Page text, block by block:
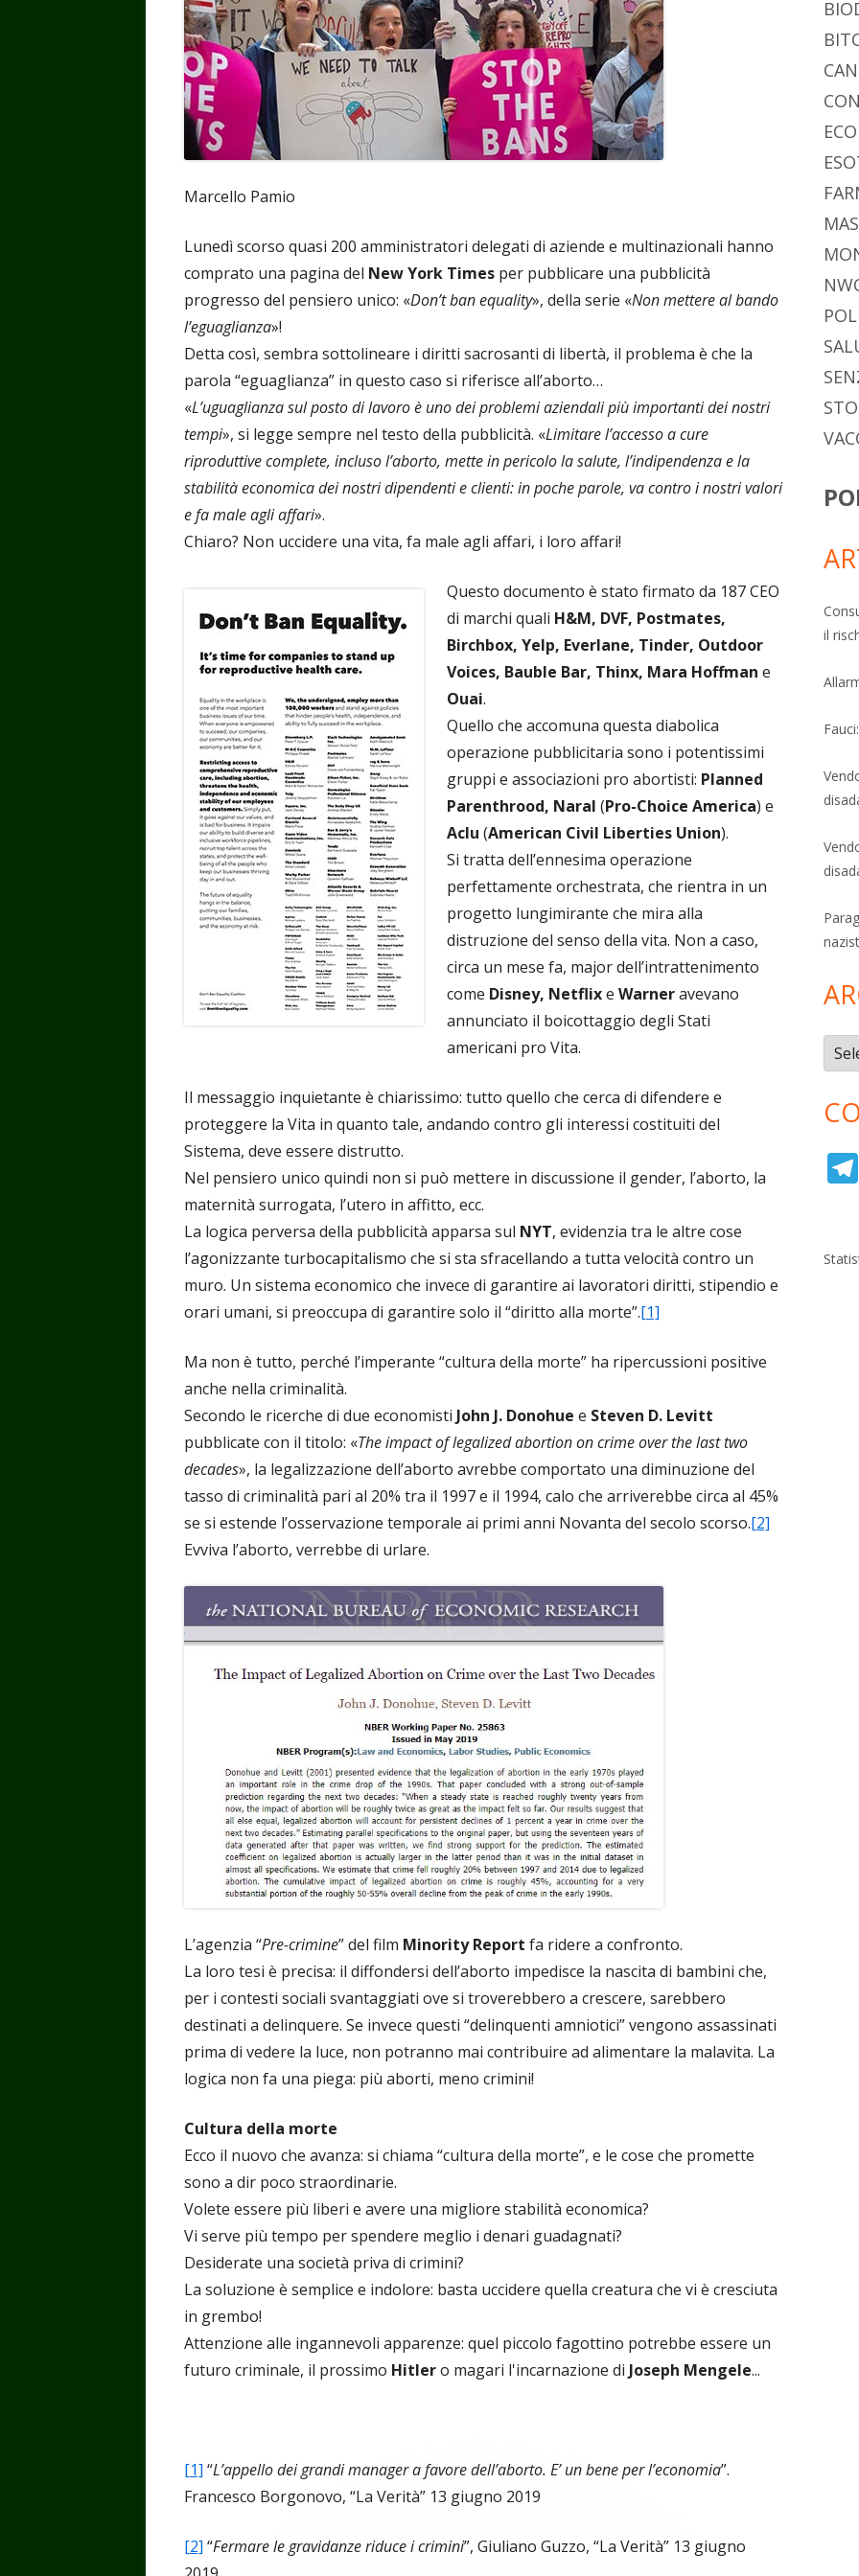
di
Marcello Pamio
Lunedì scorso quasi 200 amministratori delegati di aziende e multinazionali hanno
comprato una pagina del New York Times per pubblicare una pubblicità
progresso del pensiero unico: «Don’t ban equality», della serie «Non mettere al bando
l’eguaglianza»!
Detta così, sembra sottolineare i diritti sacrosanti di libertà, il problema è che la
parola “eguaglianza” in questo caso si riferisce all’aborto…
«L’uguaglianza sul posto di lavoro è uno dei problemi aziendali più importanti dei nostri
tempi», si legge sempre nel testo della pubblicità. «Limitare l’accesso a cure
riproduttive complete, incluso l’aborto, mette in pericolo la salute, l’indipendenza e la
stabilità economica dei nostri dipendenti e clienti: in poche parole, va contro i nostri valori
e fa male agli affari».
Chiaro? Non uccidere una vita, fa male agli affari, i loro affari!
Questo documento è stato firmato da 187 CEO
di marchi quali H&M, DVF, Postmates,
Birchbox, Yelp, Everlane, Tinder, Outdoor
Voices, Bauble Bar, Thinx, Mara Hoffman e
Ouai.
Quello che accomuna questa diabolica
operazione pubblicitaria sono i potentissimi
gruppi e associazioni pro abortisti: Planned
Parenthrood, Naral (Pro-Choice America) e
Aclu (American Civil Liberties Union).
Si tratta dell’ennesima operazione
perfettamente orchestrata, che rientra in un
progetto lungimirante che mira alla
distruzione del senso della vita. Non a caso,
circa un mese fa, major dell’intrattenimento
come Disney, Netflixe Warneravevano
annunciato il boicottaggio degli Stati
americani pro Vita.
Il messaggio inquietante è chiarissimo: tutto quello che cerca di difendere e
proteggere la Vita in quanto tale, andando contro gli interessi costituiti del
Sistema, deve essere distrutto.
Nel pensiero unico quindi non si può mettere in discussione il gender, l’aborto, la
maternità surrogata, l’utero in affitto, ecc.
La logica perversa della pubblicità apparsa sul NYT, evidenzia tra le altre cose
l’agonizzante turbocapitalismo che si sta sfracellando a tutta velocità contro un
muro. Un sistema economico che invece di garantire ai lavoratori diritti, stipendio e
orari umani, si preoccupa di garantire solo il “diritto alla morte”.[1]
Ma non è tutto, perché l’imperante “cultura della morte” ha ripercussioni positive
anche nella criminalità.
Secondo le ricerche di due economisti John J. Donohue e Steven D. Levitt
pubblicate con il titolo: «The impact of legalized abortion on crime over the last two
decades», la legalizzazione dell’aborto avrebbe comportato una diminuzione del
tasso di criminalità pari al 20% tra il 1997 e il 1994, calo che arriverebbe circa al 45%
se si estende l’osservazione temporale ai primi anni Novanta del secolo scorso.[2]
Evviva l’aborto, verrebbe di urlare.
L’agenzia “Pre-crimine” del film Minority Report fa ridere a confronto.
La loro tesi è precisa: il diffondersi dell’aborto impedisce la nascita di bambini che,
per i contesti sociali svantaggiati ove si troverebbero a crescere, sarebbero
destinati a delinquere. Se invece questi “delinquenti amniotici” vengono assassinati
prima di vedere la luce, non potranno mai contribuire ad alimentare la malavita. La
logica non fa una piega: più aborti, meno crimini!
Cultura della morte
Ecco il nuovo che avanza: si chiama “cultura della morte”, e le cose che promette
sono a dir poco straordinarie.
Volete essere più liberi e avere una migliore stabilità economica?
Vi serve più tempo per spendere meglio i denari guadagnati?
Desiderate una società priva di crimini?
La soluzione è semplice e indolore: basta uccidere quella creatura che vi è cresciuta
in grembo!
Attenzione alle ingannevoli apparenze: quel piccolo fagottino potrebbe essere un
futuro criminale, il prossimo Hitlero magari l'incarnazione di Joseph Mengele...
[1] “L’appello dei grandi manager a favore dell’aborto. E’ un bene per l’economia”.
Francesco Borgonovo, “La Verità” 13 giugno 2019
[2] “Fermare le gravidanze riduce i crimini”, Giuliano Guzzo, “La Verità” 13 giugno
il